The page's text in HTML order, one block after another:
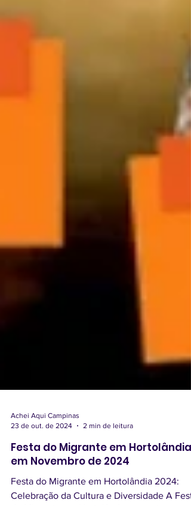
23 de out. de 2024
2 min de leitura
Festa do Migrante em Hortolândia
em Novembro de 2024
Festa do Migrante em Hortolândia 2024: